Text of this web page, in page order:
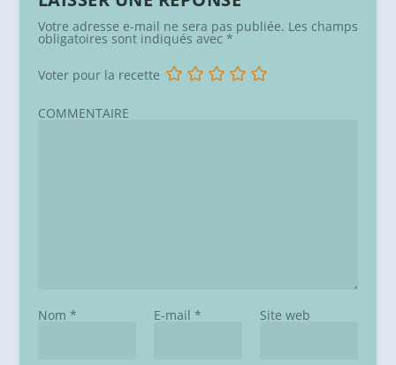
Votre adresse e-mail ne sera pas publiée. Les champs
obligatoires sont indiqués avec *
Voter pour la recette
COMMENTAIRE
Nom * E-mail * Site web